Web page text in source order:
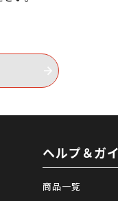
ヘルプ＆ガ
商品一覧